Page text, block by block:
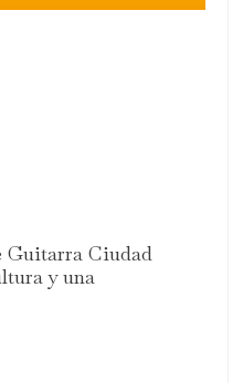
Guitarra Ciudad
y una